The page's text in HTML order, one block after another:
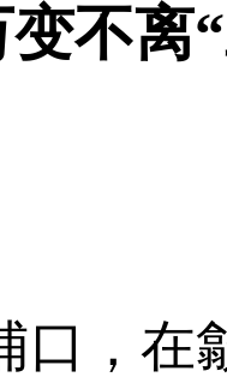
不离
口，在